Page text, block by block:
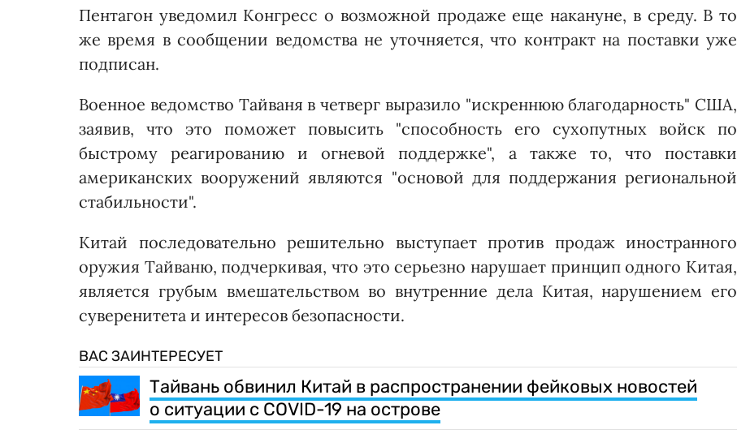
Пентагон уведомил Конгресс о возможной продаже еще накануне, в среду. В то
же время в сообщении ведомства не уточняется, что контракт на поставки уже
подписан.
Военное ведомство Тайваня в четверг выразило "искреннюю благодарность" США,
заявив, что это поможет повысить "способность его сухопутных войск по
быстрому реагированию и огневой поддержке", а также то, что поставки
американских вооружений являются "основой для поддержания региональной
стабильности".
Китай последовательно решительно выступает против продаж иностранного
оружия Тайваню, подчеркивая, что это серьезно нарушает принцип одного Китая,
является грубым вмешательством во внутренние дела Китая, нарушением его
суверенитета и интересов безопасности.
ВАС ЗАИНТЕРЕСУЕТ
Тайвань обвинил Китай в распространении фейковых новостей
о ситуации с COVID-19 на острове